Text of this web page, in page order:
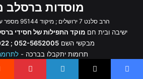
מוסדות ברסלב
הרב סלנט 7 ירושלים ; מיקוד 95144 מספר עמותה 580481364
ישיבה ובית חם מוקד התפילות של חסידי
מבקשי השם 052-5652005 ; 050-4161022
תרומות יתקבלו בברכה -
הצהרת נגישות